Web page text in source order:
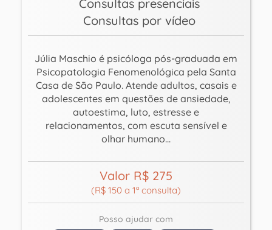
Consultas presenciais
Consultas por vídeo
Júlia Maschio é psicóloga pós-graduada em
Psicopatologia Fenomenológica pela Santa
Casa de São Paulo. Atende adultos, casais e
adolescentes em questões de ansiedade,
autoestima, luto, estresse e
relacionamentos, com escuta sensível e
olhar humano...
Valor R$ 275
(R$ 150 a 1ª consulta)
Posso ajudar com